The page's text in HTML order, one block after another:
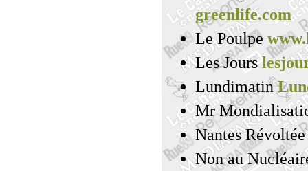
greenlife.com
Le Poulpe
Les Jours
Lundimatin
Mr
Nantes
Non au